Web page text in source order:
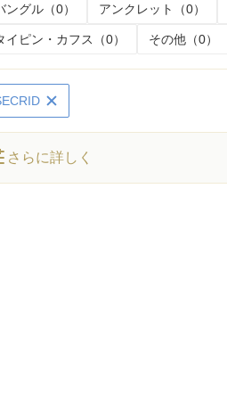
ングル（0） アンクレット（0）
イピン・カフス（0） その他（0）
さらに詳しく